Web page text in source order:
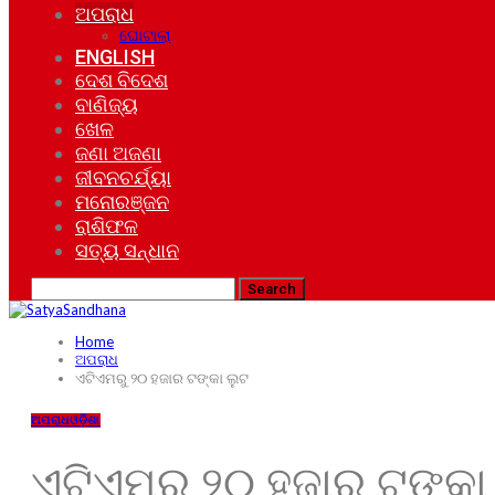
ଅପରାଧ
ଘୋଟାଲା
ENGLISH
ଦେଶ ବିଦେଶ
ବାଣିଜ୍ୟ
ଖେଳ
ଜଣା ଅଜଣା
ଜୀବନଚର୍ଯ୍ୟା
ମନୋରଞ୍ଜନ
ରାଶିଫଳ
ସତ୍ୟ ସନ୍ଧାନ
Home
ଅପରାଧ
ଏଟିଏମରୁ ୨୦ ହଜାର ଟଙ୍କା ଲୁଟ
ଅପରାଧଓଡ଼ିଶା
ଏଟିଏମରୁ ୨୦ ହଜାର